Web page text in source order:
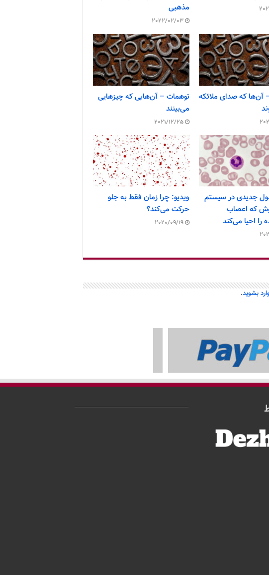
مذهبی
2022/02/03
آن‌ها که صدای ملائکه
توهمات – آن‌هایی که چیزهایی
می‌بینند
2021/12/25
جدیدی در سیستم
که اعصاب
را احیا می‌کند
ویدیو: چرا زمان فقط به جلو
حرکت می‌کند؟
2020/09/19
بشوید.